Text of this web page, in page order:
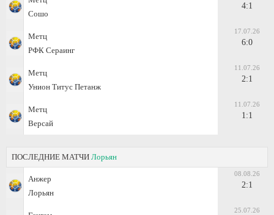
Сошо
4:1
Метц
РФК Сераинг
17.07.26
6:0
Метц
Унион Титус Петанж
11.07.26
2:1
Метц
Версай
11.07.26
1:1
ПОСЛЕДНИЕ МАТЧИ Лорьян
Анжер
Лорьян
08.08.26
2:1
25.07.26